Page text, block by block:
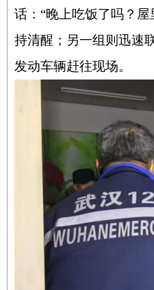
话：“晚上吃饭了吗？
持清醒；另一组则迅速
发动车辆赶往现场。